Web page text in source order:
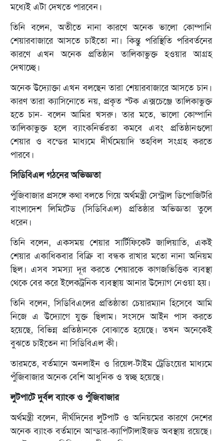
মধ্যেই এটা দেখতে পারবেন।
তিনি বলেন, অতীতে নানা কারণে অনেক ভালো কোম্পানি
শেয়ারবাজারে আসতে চাইতো না। কিন্তু পরিস্থিতি পরিবর্তনের
কারণে এখন অনেক প্রতিষ্ঠান তালিকাভুক্ত হওয়ার আগ্রহ
দেখাচ্ছে।
অনেক উদ্যোক্তা এখন বলছেন তারা শেয়ারবাজারে আসতে চান।
কারণ তারা ক্যাসিনোতে নয়, প্রকৃত স্টক এক্সচেঞ্জে তালিকাভুক্ত
হতে চান- বলেন আমির খসরু। তার মতে, ভালো কোম্পানি
তালিকাভুক্ত হলে ব্যাংকনির্ভরতা কমবে এবং প্রতিষ্ঠানগুলো
শেয়ার ও বন্ডের মাধ্যমে দীর্ঘমেয়াদি তহবিল সংগ্রহ করতে
পারবে।
সিডিবিএল গঠনের অভিজ্ঞতা
পুঁজিবাজার প্রসঙ্গে কথা বলতে গিয়ে অর্থমন্ত্রী সেন্ট্রাল ডিপোজিটরি
বাংলাদেশ লিমিটেড (সিডিবিএল) প্রতিষ্ঠার অভিজ্ঞতা তুলে
ধরেন।
তিনি বলেন, একসময় শেয়ার সার্টিফিকেট জালিয়াতি, একই
শেয়ার একাধিকবার বিক্রি বা বন্ধক রাখার মতো নানা অনিয়ম
ছিল। এসব সমস্যা দূর করতে শেয়ারকে কাগজভিত্তিক ব্যবস্থা
থেকে বের করে ইলেকট্রনিক ব্যবস্থায় আনার উদ্যোগ নেওয়া হয়।
তিনি বলেন, সিডিবিএলের প্রতিষ্ঠাতা চেয়ারম্যান হিসেবে আমি
নিজে এ উদ্যোগে যুক্ত ছিলাম। সংসদে আইন পাস করতে
হয়েছে, বিভিন্ন প্রতিষ্ঠানকে বোঝাতে হয়েছে। তখন অনেকেই
বুঝতে চাইতেন না সিডিবিএল কী।
তারমতে, বর্তমানে অনলাইন ও রিয়েল-টাইম ট্রেডিংয়ের মাধ্যমে
পুঁজিবাজার অনেক বেশি আধুনিক ও স্বচ্ছ হয়েছে।
লুটপাটে দুর্বল ব্যাংক ও পুঁজিবাজার
অর্থমন্ত্রী বলেন, দীর্ঘদিনের লুটপাট ও অনিয়মের কারণে দেশের
অনেক ব্যাংক বর্তমানে আন্ডার-ক্যাপিটালাইজড অবস্থায় রয়েছে।